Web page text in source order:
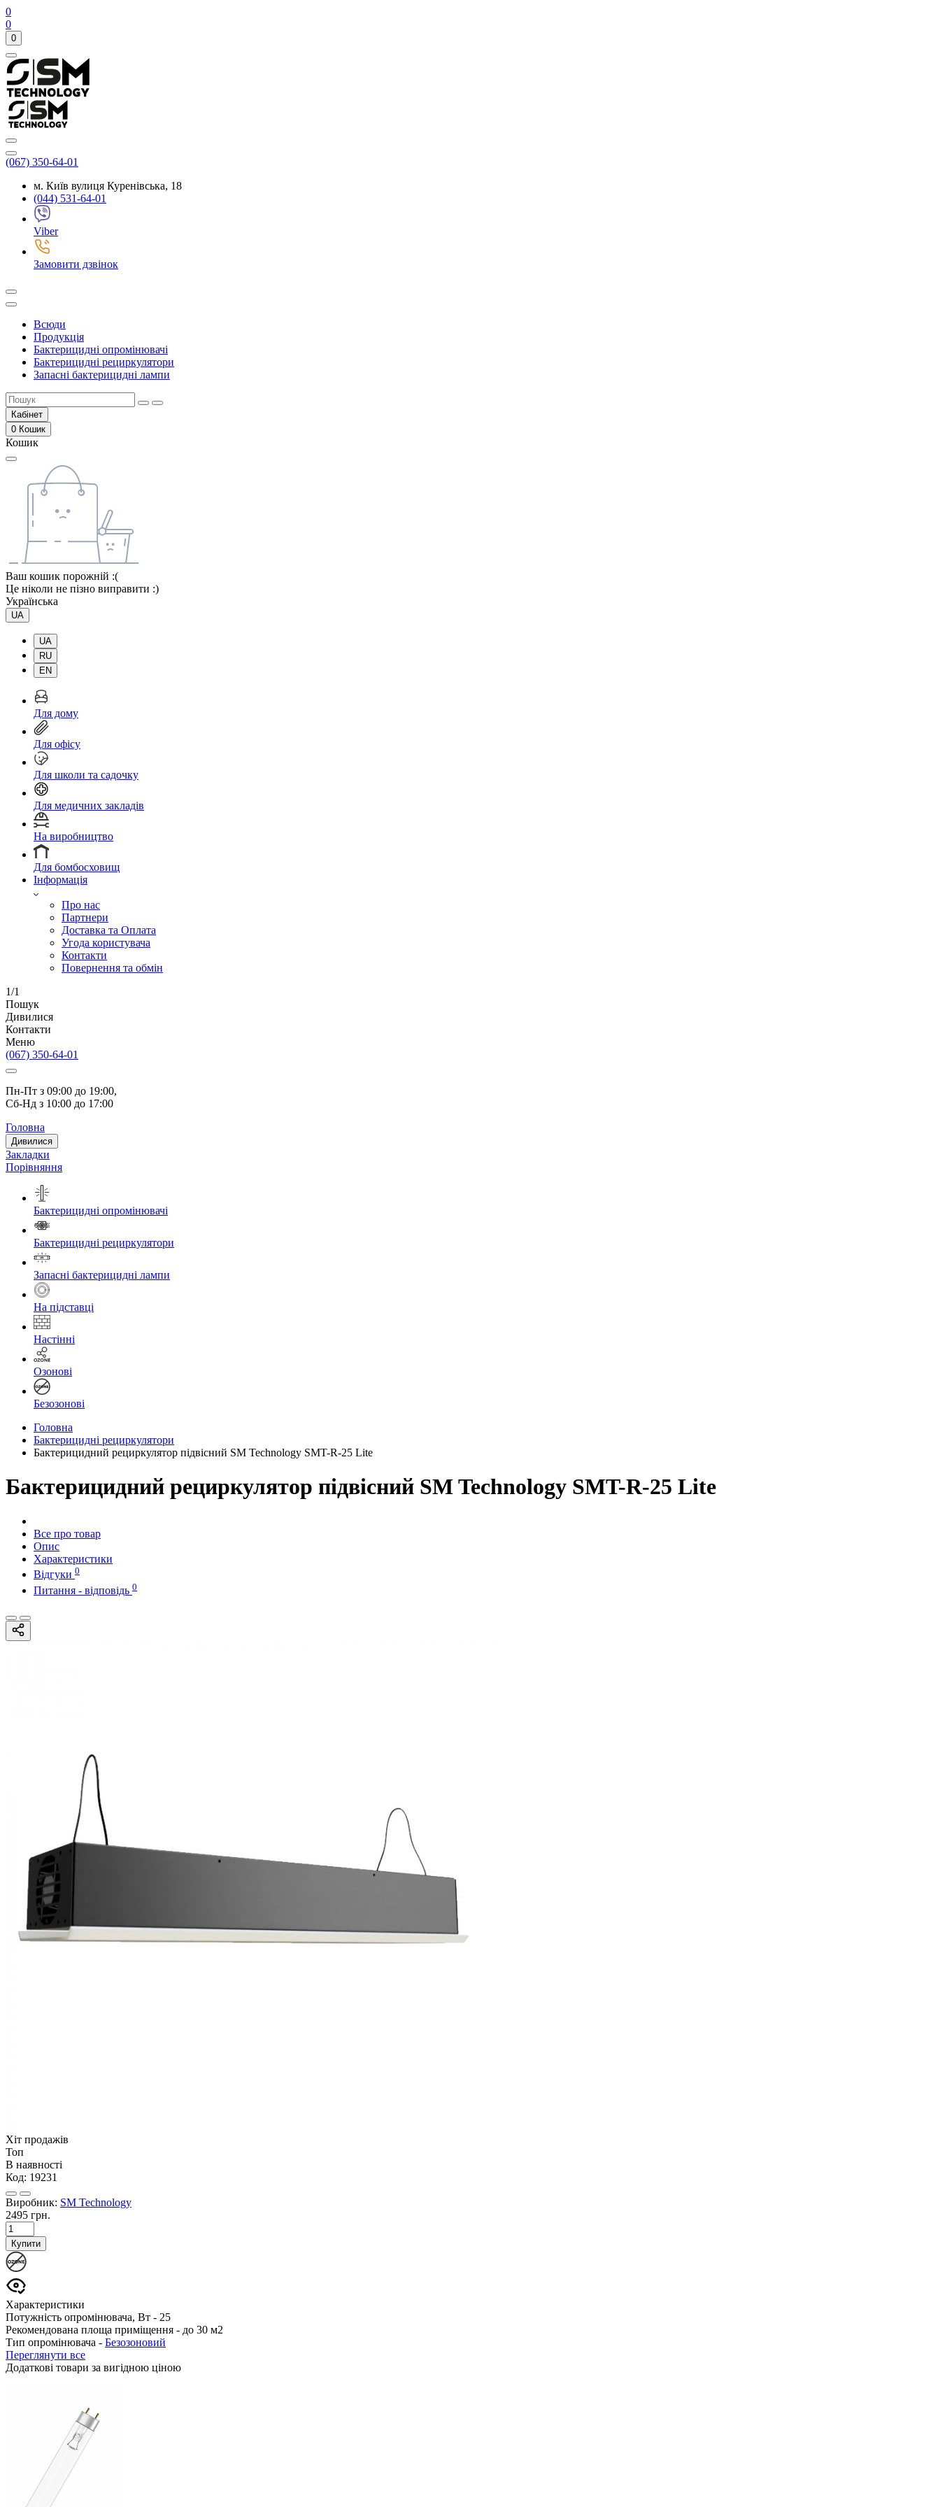
0
0
0
(067) 350-64-01
м. Київ вулиця Куренівська, 18
(044) 531-64-01
Viber
Замовити дзвінок
Всюди
Продукція
Бактерицидні опромінювачі
Бактерицидні рециркулятори
Запасні бактерицидні лампи
Кабінет
0 Кошик
Кошик
Ваш кошик порожній :(
Це ніколи не пізно виправити :)
Українська
UA
UA
RU
EN
Для дому
Для офісу
Для школи та садочку
Для медичних закладів
На виробництво
Для бомбосховищ
Інформація
Про нас
Партнери
Доставка та Оплата
Угода користувача
Контакти
Повернення та обмін
1/1
Пошук
Дивилися
Контакти
Меню
(067) 350-64-01
Пн-Пт з 09:00 до 19:00,
Сб-Нд з 10:00 до 17:00
Головна
Дивилися
Закладки
Порівняння
Бактерицидні опромінювачі
Бактерицидні рециркулятори
Запасні бактерицидні лампи
На підставці
Настінні
Озонові
Безозонові
Головна
Бактерицидні рециркулятори
Бактерицидний рециркулятор підвісний SM Technology SMT-R-25 Lite
Бактерицидний рециркулятор підвісний SM Technology SMT-R-25 Lite
Все про товар
Опис
Характеристики
Відгуки 0
Питання - відповідь 0
Хіт продажів
Топ
В наявності
Код: 19231
Виробник: SM Technology
2495 грн.
Купити
Характеристики
Потужність опромінювача, Вт - 25
Рекомендована площа приміщення - до 30 м2
Тип опромінювача - Безозоновий
Переглянути все
Додаткові товари за вигідною ціною